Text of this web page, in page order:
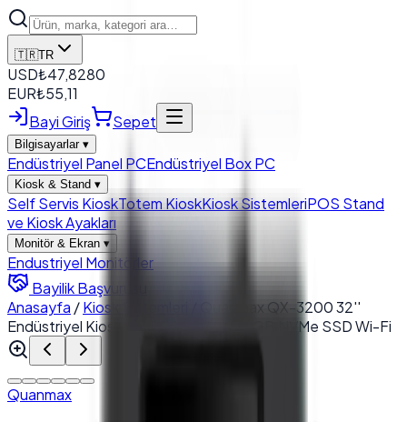
🇹🇷TR
USD₺47,8280
EUR₺55,11
Bayi Giriş
Sepet
Bilgisayarlar ▾
Endüstriyel Panel PCEndüstriyel Box PC
Kiosk & Stand ▾
Self Servis KioskTotem KioskKiosk SistemleriPOS Stand
ve Kiosk Ayakları
Monitör & Ekran ▾
Endustriyel Monitörler
Bayilik Başvurusu
Anasayfa /Kiosk Sistemleri
Quanmax QX-3200 32''
Endüstriyel Kiosk I5 4200U 8GB 256GB NVMe SSD Wi-Fi
Quanmax